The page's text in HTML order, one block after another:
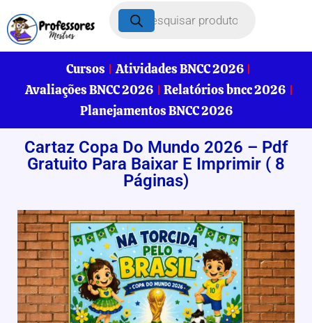
Cursos
Atividades BNCC 2026
Avaliações BNCC 2026
Relatórios bncc 2026
Planejamentos BNCC 2026
Cartaz Copa Do Mundo 2026 – Pdf
Gratuito Para Baixar E Imprimir ( 8
Páginas)